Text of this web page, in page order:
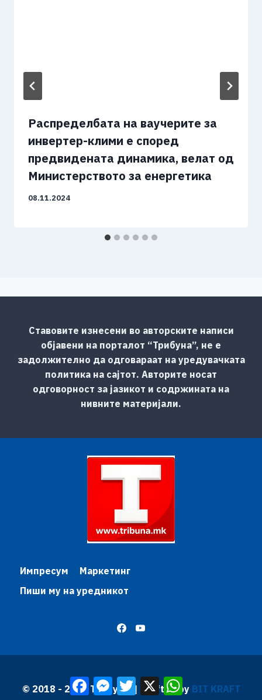
Распределбата на ваучерите за
инвертер-клими е според
предвидената динамика, велат од
Министерството за енергетика
08.11.2024
Ставовите изнесени во авторските написи
објавени на порталот “Трибуна”, не е
задолжително да одговараат на уредувачката
политика на сајтот. Авторите носат
одговорност за јазикот и содржината на
нивните материјали.
Импресум
Маркетинг
Пиши му на уредникот
© 2018 - 2026 Трибуна | Krafted by BIT KRAFT
FacebookMessenger
TwitterX